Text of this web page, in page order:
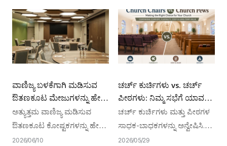
ಮಾರ್ಗ.
BIFMA ಪರೀಕ್ಷೆಯಿಂದ ಅಂತಿಮ
ವೈಟ್ ಗ್ಲೋವ್ ಸೆಟಪ್‌ವರೆಗೆ
ಸಂಪೂರ್ಣ ಪ್ರಕ್ರಿಯೆಯನ್ನು
ಅನ್ವೇಷಿಸಿ.
ವಾಣಿಜ್ಯ ಬಳಕೆಗಾಗಿ ಮಡಿಸುವ
ಔತಣಕೂಟ ಮೇಜುಗಳನ್ನು ಹೇಗೆ
ಆರಿಸುವುದು?
ಅತ್ಯುತ್ತಮ ವಾಣಿಜ್ಯ ಮಡಿಸುವ
ಔತಣಕೂಟ ಕೋಷ್ಟಕಗಳನ್ನು ಹೇಗೆ
ಆಯ್ಕೆ ಮಾಡುವುದು? ನಿಮ್ಮ ಸ್ಥಳಕ್ಕೆ
20260610
ಚರ್ಚ್ ಕುರ್ಚಿಗಳು vs. ಚರ್ಚ್
ಪೀಠಗಳು: ನಿಮ್ಮ ಸಭೆಗೆ ಯಾವ
ಆಸನ ಸರಿಯಾಗಿದೆ?
ಚರ್ಚ್ ಕುರ್ಚಿಗಳು ಮತ್ತು ಪೀಠಗಳ
ಸಾಧಕ-ಬಾಧಕಗಳನ್ನು ಅನ್ವೇಷಿಸಿ.
ನಿಮ್ಮ ಸಭೆಗೆ ಸೂಕ್ತವಾದ ಆಸನವನ್ನು
20260529